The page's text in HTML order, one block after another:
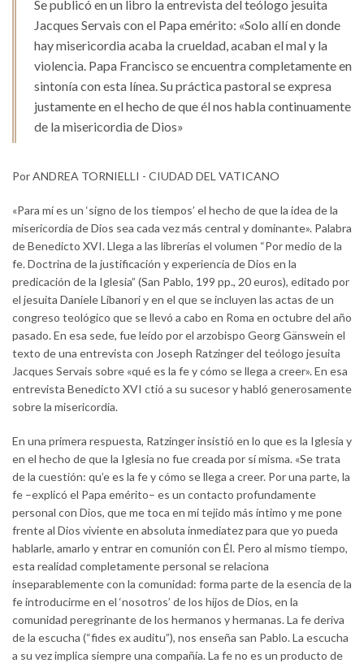
Se publicó en un libro la entrevista del teólogo jesuita
Jacques Servais con el Papa emérito: «Solo allí en donde
hay misericordia acaba la crueldad, acaban el mal y la
violencia. Papa Francisco se encuentra completamente en
sintonía con esta línea. Su práctica pastoral se expresa
justamente en el hecho de que él nos habla continuamente
de la misericordia de Dios»
Por ANDREA TORNIELLI - CIUDAD DEL VATICANO
«Para mí es un ‘signo de los tiempos’ el hecho de que la idea de la
misericordia de Dios sea cada vez más central y dominante». Palabra
de Benedicto XVI. Llega a las librerías el volumen “Por medio de la
fe. Doctrina de la justificación y experiencia de Dios en la
predicación de la Iglesia” (San Pablo, 199 pp., 20 euros), editado por
el jesuita Daniele Libanori y en el que se incluyen las actas de un
congreso teológico que se llevó a cabo en Roma en octubre del año
pasado. En esa sede, fue leído por el arzobispo Georg Gänswein el
texto de una entrevista con Joseph Ratzinger del teólogo jesuita
Jacques Servais sobre «qué es la fe y cómo se llega a creer». En esa
entrevista Benedicto XVI ctió a su sucesor y habló generosamente
sobre la misericordia.
En una primera respuesta, Ratzinger insistió en lo que es la Iglesia y
en el hecho de que la Iglesia no fue creada por sí misma. «Se trata
de la cuestión: qu’e es la fe y cómo se llega a creer. Por una parte, la
fe –explicó el Papa emérito– es un contacto profundamente
personal con Dios, que me toca en mi tejido más íntimo y me pone
frente al Dios viviente en absoluta inmediatez para que yo pueda
hablarle, amarlo y entrar en comunión con Él. Pero al mismo tiempo,
esta realidad completamente personal se relaciona
inseparablemente con la comunidad: forma parte de la esencia de la
fe introducirme en el ‘nosotros’ de los hijos de Dios, en la
comunidad peregrinante de los hermanos y hermanas. La fe deriva
de la escucha (“fides ex auditu”), nos enseña san Pablo. La escucha
a su vez implica siempre una compañía. La fe no es un producto de